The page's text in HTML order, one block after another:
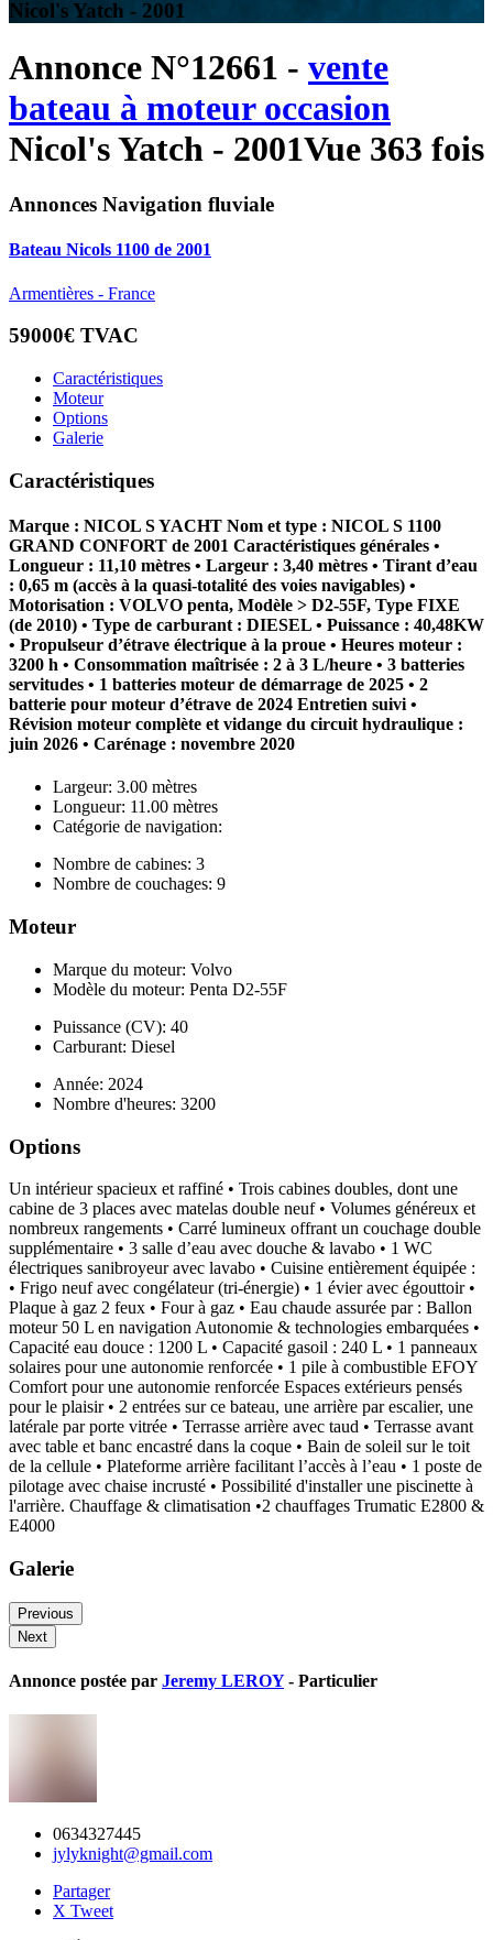
Nicol's Yatch - 2001
Annonce N°12661 - vente
bateau à moteur occasion
Nicol's Yatch - 2001Vue 363 fois
Annonces Navigation fluviale
Bateau Nicols 1100 de 2001
Armentières - France
59000€ TVAC
Caractéristiques
Moteur
Options
Galerie
Caractéristiques
Marque : NICOL S YACHT Nom et type : NICOL S 1100
GRAND CONFORT de 2001 Caractéristiques générales •
Longueur : 11,10 mètres • Largeur : 3,40 mètres • Tirant d’eau
: 0,65 m (accès à la quasi-totalité des voies navigables) •
Motorisation : VOLVO penta, Modèle > D2-55F, Type FIXE
(de 2010) • Type de carburant : DIESEL • Puissance : 40,48KW
• Propulseur d’étrave électrique à la proue • Heures moteur :
3200 h • Consommation maîtrisée : 2 à 3 L/heure • 3 batteries
servitudes • 1 batteries moteur de démarrage de 2025 • 2
batterie pour moteur d’étrave de 2024 Entretien suivi •
Révision moteur complète et vidange du circuit hydraulique :
juin 2026 • Carénage : novembre 2020
Largeur: 3.00 mètres
Longueur: 11.00 mètres
Catégorie de navigation:
Nombre de cabines: 3
Nombre de couchages: 9
Moteur
Marque du moteur: Volvo
Modèle du moteur: Penta D2-55F
Puissance (CV): 40
Carburant: Diesel
Année: 2024
Nombre d'heures: 3200
Options
Un intérieur spacieux et raffiné • Trois cabines doubles, dont une
cabine de 3 places avec matelas double neuf • Volumes généreux et
nombreux rangements • Carré lumineux offrant un couchage double
supplémentaire • 3 salle d’eau avec douche & lavabo • 1 WC
électriques sanibroyeur avec lavabo • Cuisine entièrement équipée :
• Frigo neuf avec congélateur (tri-énergie) • 1 évier avec égouttoir •
Plaque à gaz 2 feux • Four à gaz • Eau chaude assurée par : Ballon
moteur 50 L en navigation Autonomie & technologies embarquées •
Capacité eau douce : 1200 L • Capacité gasoil : 240 L • 1 panneaux
solaires pour une autonomie renforcée • 1 pile à combustible EFOY
Comfort pour une autonomie renforcée Espaces extérieurs pensés
pour le plaisir • 2 entrées sur ce bateau, une arrière par escalier, une
latérale par porte vitrée • Terrasse arrière avec taud • Terrasse avant
avec table et banc encastré dans la coque • Bain de soleil sur le toit
de la cellule • Plateforme arrière facilitant l’accès à l’eau • 1 poste de
pilotage avec chaise incrusté • Possibilité d'installer une piscinette à
l'arrière. Chauffage & climatisation •2 chauffages Trumatic E2800 &
E4000
Galerie
Previous
Next
Annonce postée par Jeremy LEROY- Particulier
0634327445
jylyknight@gmail.com
Partager
X Tweet